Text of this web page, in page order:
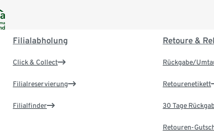
Filialabholung
Click & Collect
Filialreservierung
Filialfinder
Retoure &
Rückgabe/
Retourenetikett
30 Tage
Retouren-